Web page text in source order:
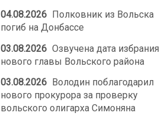
04.08.2026
Полковник из Вольска
погиб на Донбассе
03.08.2026 Озвучена дата избрания
нового главы Вольского района
03.08.2026
Володин поблагодарил
нового прокурора за проверку
вольского олигарха Симоняна